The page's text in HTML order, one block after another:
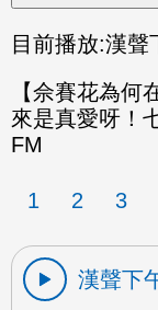
目前播放:漢聲
【佘賽花為何
來是真愛呀！
FM
1 2 3
漢聲下